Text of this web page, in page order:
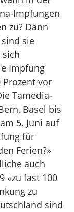
Impfungen
zu? Dann
sie
Impfung
Prozent vor
Tamedia-
Basel bis
5. Juni auf
für
Ferien?»
auch
«zu fast 100
zu
sind